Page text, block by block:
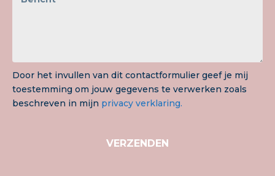
Door het invullen van dit contactformulier geef je mij
toestemming om jouw gegevens te verwerken zoals
beschreven in mijn privacy verklaring.
VERZENDEN